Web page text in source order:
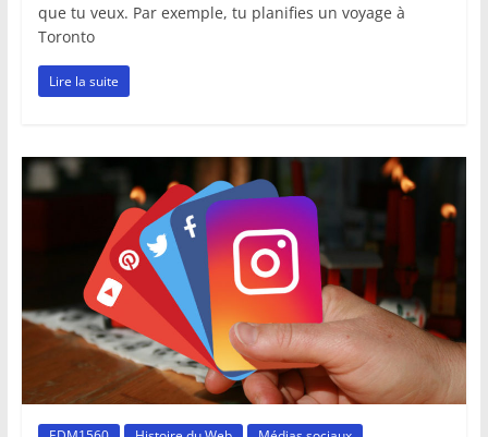
que tu veux. Par exemple, tu planifies un voyage à
Toronto
Lire la suite